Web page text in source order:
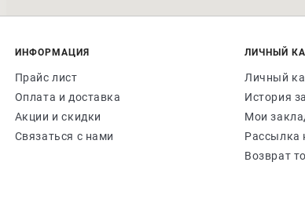
ИНФОРМАЦИЯ
Прайс лист
Оплата и доставка
Акции и скидки
Связаться с нами
ЛИЧНЫЙ
Личный
История
Мои
Рассылка
Возврат